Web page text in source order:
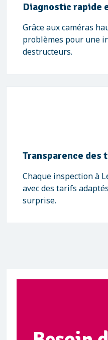
Diagnostic rapide
Grâce aux caméras
problèmes pour une
destructeurs.
Transparence des
Chaque inspection à
avec des tarifs
surprise.